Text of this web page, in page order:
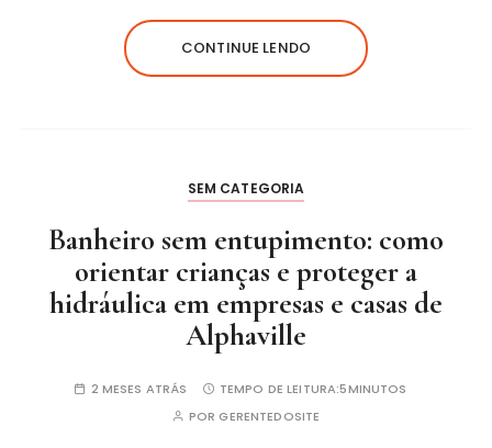
CONTINUE LENDO
SEM CATEGORIA
Banheiro sem entupimento: como
orientar crianças e proteger a
hidráulica em empresas e casas de
Alphaville
2 MESES ATRÁS TEMPO DE LEITURA:5MINUTOS
PORGERENTEDOSITE